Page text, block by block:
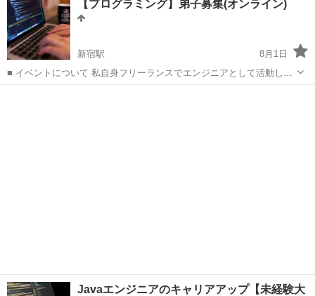
リーズナブルな受講料で学べる人気講座です！
【プログラミング】弟子募集(オンライン)
新宿駅
8月1日
■ イベントについて 私自身フリーランスでエンジニアとして活動して
おり、様々な企業様との繋がりが増え、案件案件をお渡しすることが
Javaエンジニアのキャリアアップ【未経験大